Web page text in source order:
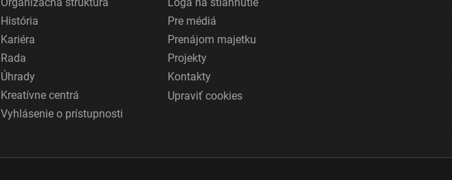
História
Kariéra
Rada
Úhrady
Kreatívne centrá
Vyhlásenie o prístupnosti
Pre médiá
Prenájom majetku
Projekty
Kontakty
Upraviť cookies